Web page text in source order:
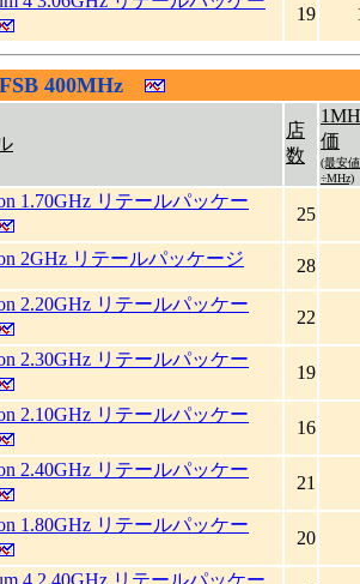
19
400MHz
店
数
価
(最安値
÷MHz)
1.70GHz リテールパッケー
25
2GHz リテールパッケージ
28
2.20GHz リテールパッケー
22
2.30GHz リテールパッケー
19
2.10GHz リテールパッケー
16
2.40GHz リテールパッケー
21
1.80GHz リテールパッケー
20
4 2.40GHz リテールパッケー